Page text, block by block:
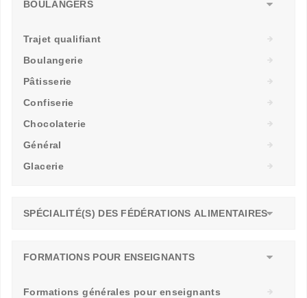
BOULANGERS
Trajet qualifiant
Boulangerie
Pâtisserie
Confiserie
Chocolaterie
Général
Glacerie
SPÉCIALITÉ(S) DES FÉDÉRATIONS ALIMENTAIRES
FORMATIONS POUR ENSEIGNANTS
Formations générales pour enseignants